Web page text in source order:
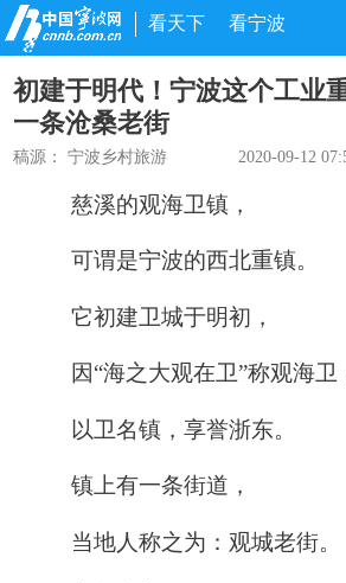
看天下 看宁波
初建于明代！宁波这个工业
一条沧桑老街
稿源：宁波乡村旅游 2020-09-12
慈溪的观海卫镇，
可谓是宁波的西北重镇。
它初建卫城于明初，
因“海之大观在卫”称观海卫
以卫名镇，享誉浙东。
镇上有一条街道，
当地人称之为：观城老街。